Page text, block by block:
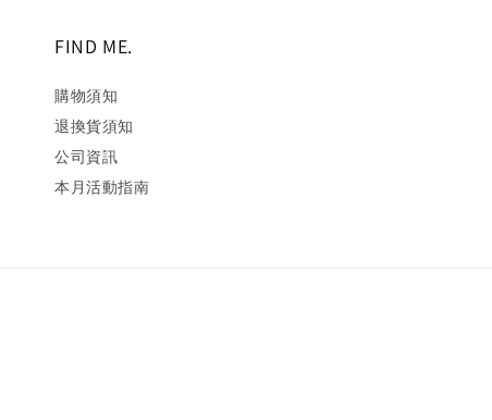
FIND ME.
購物須知
退換貨須知
公司資訊
本月活動指南